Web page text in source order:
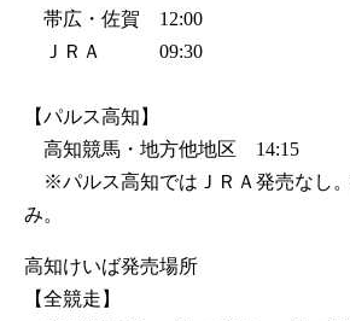
帯広・佐賀 12:00
ＪＲＡ 09:30
【パルス高知】
高知競馬・地方他地区 14:15
※パルス高知ではＪＲＡ発売なし
み。
高知けいば発売場所
【全競走】